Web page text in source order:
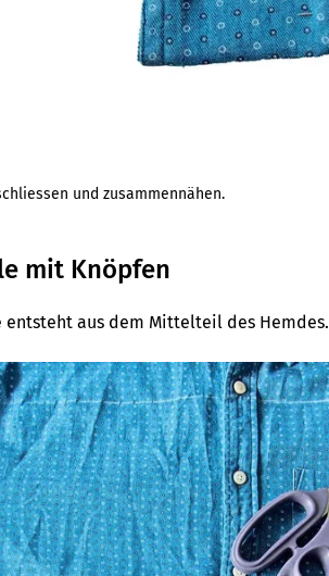
und zusammennähen.
mit Knöpfen
entsteht aus dem Mittelteil des Hemdes.